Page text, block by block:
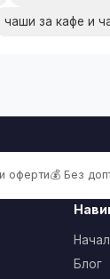
чаши за кафе и
оферти💰 Без
Блог